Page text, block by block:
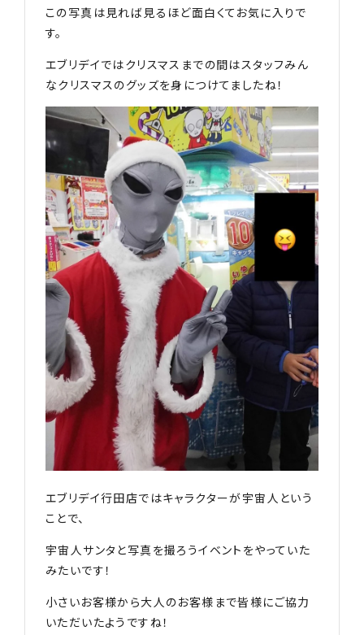
この写真は見れば見るほど面白くてお気に入りで
す。
エブリデイではクリスマスまでの間はスタッフみん
なクリスマスのグッズを身につけてましたね！
エブリデイ行田店ではキャラクターが宇宙人という
ことで、
宇宙人サンタと写真を撮ろうイベントをやっていた
みたいです！
小さいお客様から大人のお客様まで皆様にご協力
いただいたようですね！